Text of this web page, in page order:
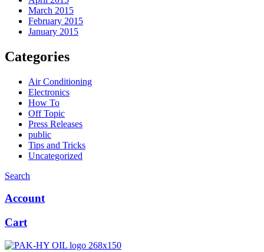
March 2015
February 2015
January 2015
Categories
Air Conditioning
Electronics
How To
Off Topic
Press Releases
public
Tips and Tricks
Uncategorized
Search
Account
Cart